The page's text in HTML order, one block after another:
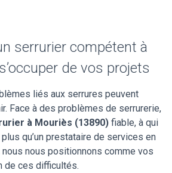
serrurier compétent à
de vos projets
liés aux serrures peuvent
Face à des problèmes de serrurerie,
à Mouriès (13890) fiable, à qui
plus qu’un prestataire de services en
nous positionnons comme vos
de ces difficultés.